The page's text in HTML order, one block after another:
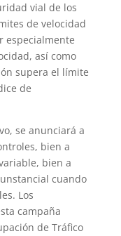
vial de los
de velocidad
especialmente
así como
supera el límite
de
se anunciará a
bien a
bien a
cuando
Los
campaña
de Tráfico